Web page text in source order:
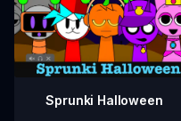
Sprunki Halloween